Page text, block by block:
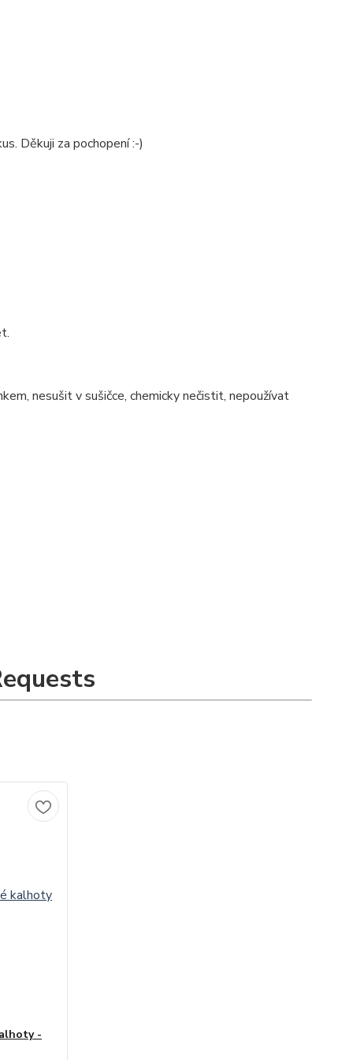
Děkuji za pochopení :-)
nesušit v sušičce, chemicky nečistit, nepoužívat
-